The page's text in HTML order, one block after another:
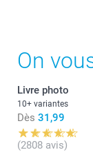
On
Livre photo
10+ variantes
Dès 31,99
(2808 avis)